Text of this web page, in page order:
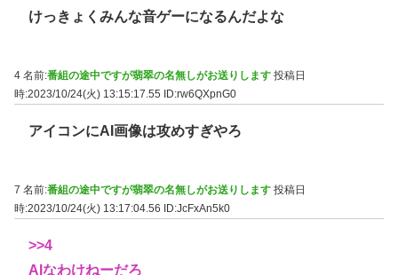
けっきょくみんな音ゲーになるんだよな
4 名前:番組の途中ですが翡翠の名無しがお送りします 投稿日
時:2023/10/24(火) 13:15:17.55
ID:rw6QXpnG0
アイコンにAI画像は攻めすぎやろ
7 名前:番組の途中ですが翡翠の名無しがお送りします 投稿日
時:2023/10/24(火) 13:17:04.56 ID:JcFxAn5k0
>>4
AIなわけねーだろ